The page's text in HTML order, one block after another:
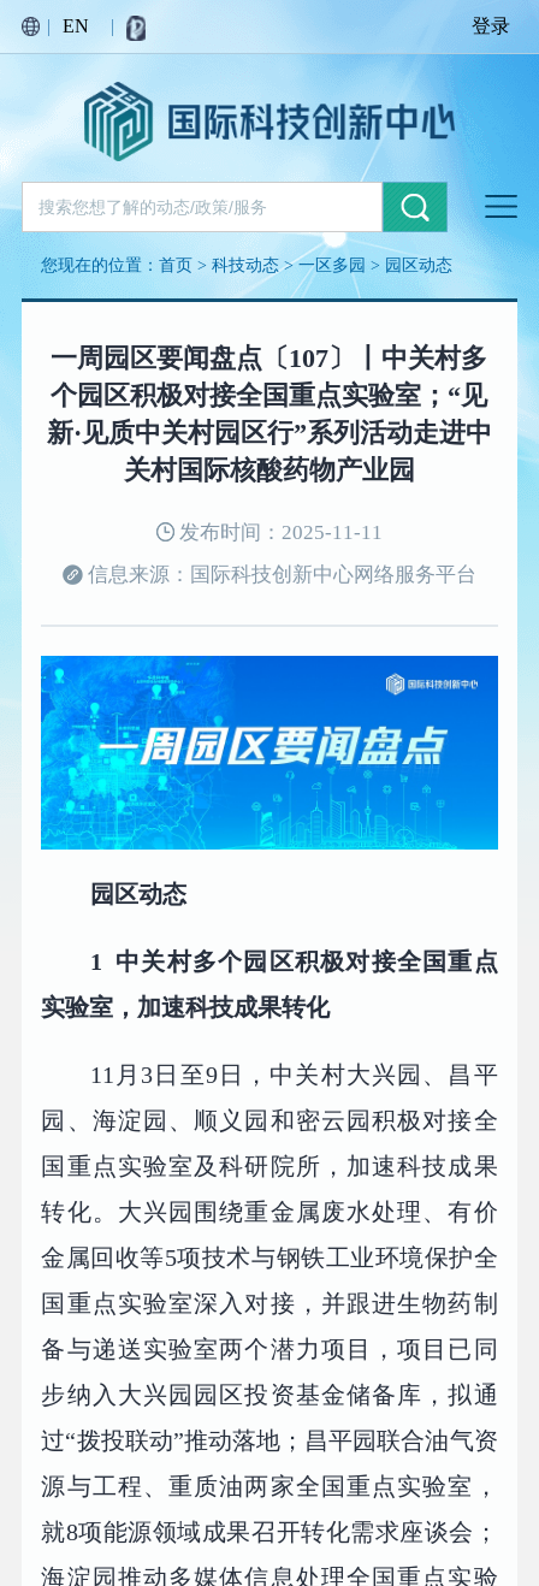
| EN | 登录
您现在的位置：首页 >科技动态>一区多园 > 园区动态
一周园区要闻盘点〔107〕丨中关村多
个园区积极对接全国重点实验室；“见
新·见质中关村园区行”系列活动走进中
关村国际核酸药物产业园
发布时间：2025-11-11
信息来源：国际科技创新中心网络服务平台
园区动态
1 中关村多个园区积极对接全国重点
实验室，加速科技成果转化
11月3日至9日，中关村大兴园、昌平
园、海淀园、顺义园和密云园积极对接全
国重点实验室及科研院所，加速科技成果
转化。大兴园围绕重金属废水处理、有价
金属回收等5项技术与钢铁工业环境保护全
国重点实验室深入对接，并跟进生物药制
备与递送实验室两个潜力项目，项目已同
步纳入大兴园园区投资基金储备库，拟通
过“拨投联动”推动落地；昌平园联合油气资
源与工程、重质油两家全国重点实验室，
就8项能源领域成果召开转化需求座谈会；
海淀园推动多媒体信息处理全国重点实验